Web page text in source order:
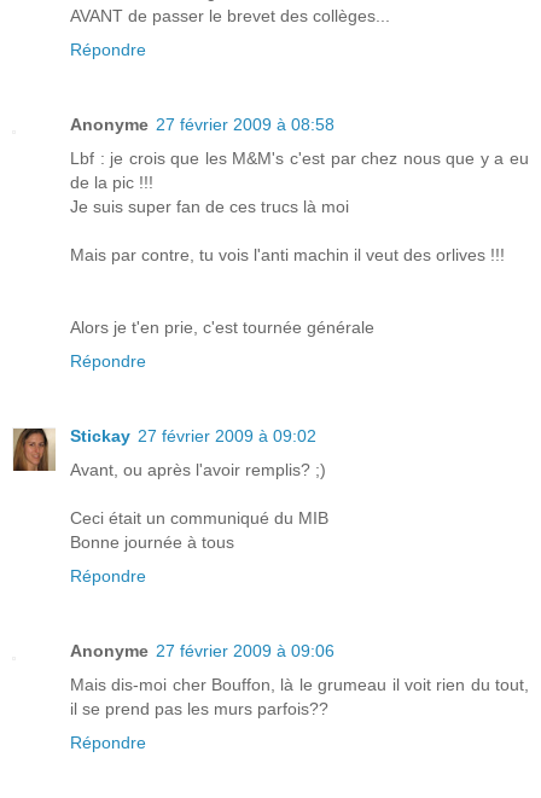
AVANT de passer le brevet des collèges...
Répondre
Anonyme 27 février 2009 à 08:58
Lbf : je crois que les M&M's c'est par chez nous que y a eu
de la pic !!!
Je suis super fan de ces trucs là moi
Mais par contre, tu vois l'anti machin il veut des orlives !!!
Alors je t'en prie, c'est tournée générale
Répondre
Stickay 27 février 2009 à 09:02
Avant, ou après l'avoir remplis? ;)
Ceci était un communiqué du MIB
Bonne journée à tous
Répondre
Anonyme 27 février 2009 à 09:06
Mais dis-moi cher Bouffon, là le grumeau il voit rien du tout,
il se prend pas les murs parfois??
Répondre